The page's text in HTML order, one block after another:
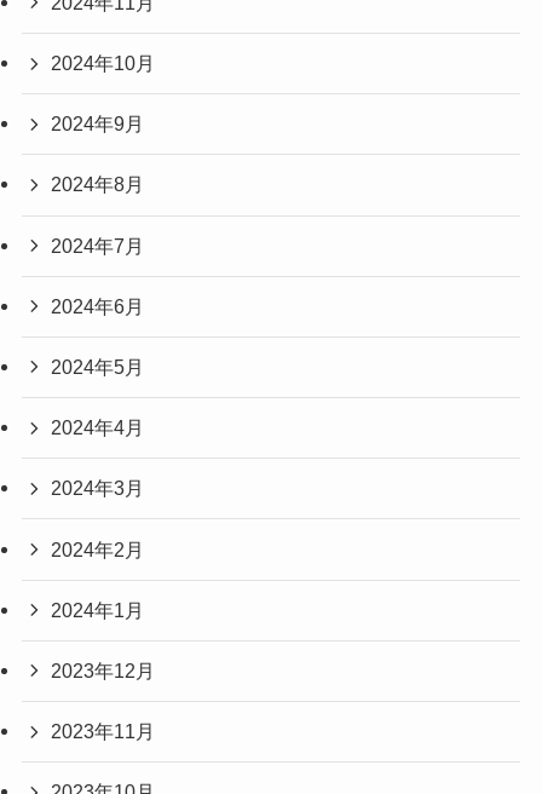
2024年10月
2024年9月
2024年8月
2024年7月
2024年6月
2024年5月
2024年4月
2024年3月
2024年2月
2024年1月
2023年12月
2023年11月